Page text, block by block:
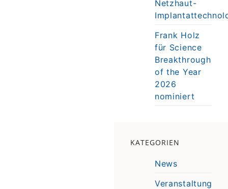
Netzhaut-
Frank Holz
für Science
Breakthrough
of the Year
2026
nominiert
KATEGORIEN
News
Veranstaltung